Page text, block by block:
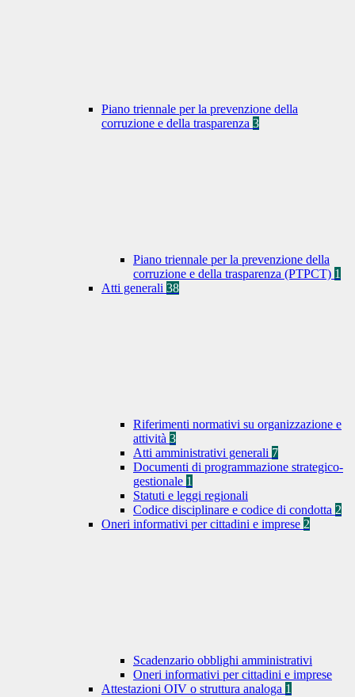
Piano triennale per la prevenzione della
corruzione e della trasparenza 3
Piano triennale per la prevenzione della
corruzione e della trasparenza (PTPCT) 1
Atti generali 38
Riferimenti normativi su organizzazione e
attività 3
Atti amministrativi generali 7
Documenti di programmazione strategico-
gestionale 1
Statuti e leggi regionali
Codice disciplinare e codice di condotta 2
Oneri informativi per cittadini e imprese 2
Scadenzario obblighi amministrativi
Oneri informativi per cittadini e imprese
Attestazioni OIV o struttura analoga 1